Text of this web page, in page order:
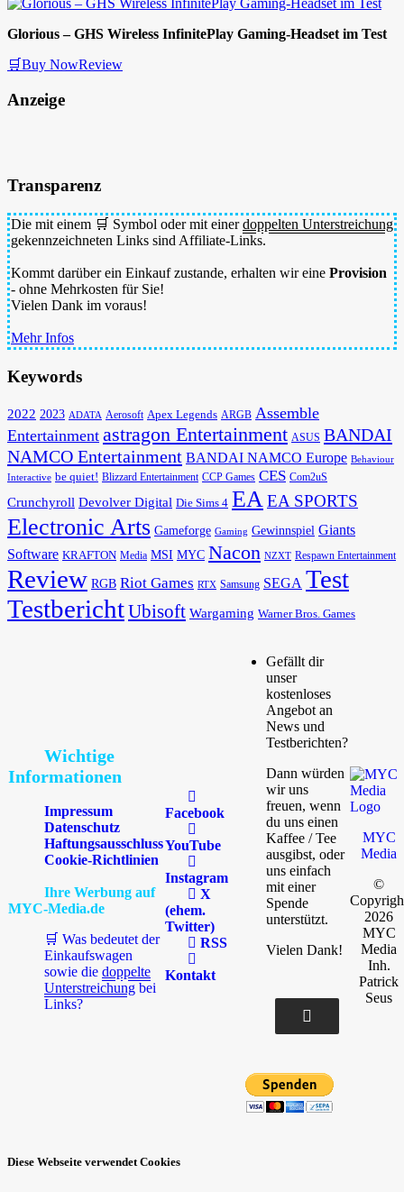
Glorious – GHS Wireless InfinitePlay Gaming-Headset im Test
🛒Buy NowReview
Anzeige
Transparenz
Die mit einem 🛒 Symbol oder mit einerdoppelten Unterstreichung
gekennzeichneten Links sind Affiliate-Links.
Kommt darüber ein Einkauf zustande, erhalten wir eine Provision
- ohne Mehrkosten für Sie!
Vielen Dank im voraus!
Mehr Infos
Keywords
2022 2023 ADATA Aerosoft Apex Legends ARGB Assemble
Entertainment astragon Entertainment ASUS BANDAI
NAMCO Entertainment BANDAI NAMCO Europe Behaviour
Interactive be quiet! Blizzard Entertainment CCP Games CES Com2uS
Crunchyroll Devolver Digital Die Sims 4 EA EA SPORTS
Electronic Arts Gameforge Gaming Gewinnspiel Giants
Software KRAFTON Media MSI MYC Nacon NZXT Respawn Entertainment
Review RGB Riot Games RTX Samsung SEGA Test
TestberichtUbisoft Wargaming Warner Bros. Games
Wichtige
Informationen
Impressum
Datenschutz
Haftungsausschluss
Cookie-Richtlinien
Ihre Werbung auf
MYC-Media.de
🛒 Was bedeutet der
Einkaufswagen
sowie die doppelte
Unterstreichung bei
Links?
Facebook
YouTube
Instagram
X
(ehem.
Twitter)
RSS
Kontakt
Gefällt dir
unser
kostenloses
Angebot an
News und
Testberichten?
Dann würden
wir uns
freuen, wenn
du uns einen
Kaffee / Tee
ausgibst, oder
uns einfach
mit einer
Spende
unterstützt.
Vielen Dank!
MYC
Media
©
2026
MYC
Media
Inh.
Patrick
Seus
Diese Webseite verwendet Cookies